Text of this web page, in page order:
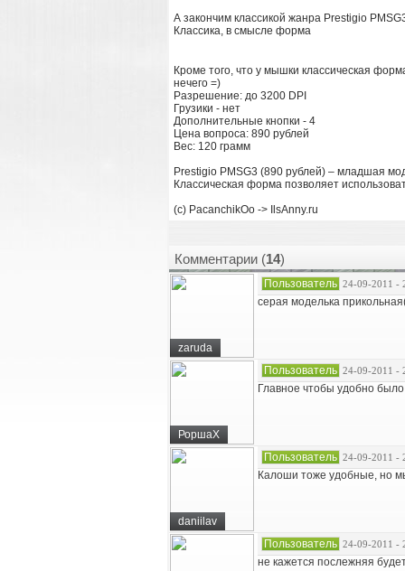
А закончим классикой жанра Prestigio
Классика, в смысле форма
Кроме того, что у мышки классическая
нечего =)
Разрешение: до 3200 DPI
Грузики - нет
Дополнительные кнопки - 4
Цена вопроса: 890 рублей
Вес: 120 грамм
Prestigio PMSG3 (890 рублей) – младшая
Классическая форма позволяет
(c) PacanchikOo -> IlsAnny.ru
Комментарии (14)
zaruda
Пользователь 24-09-2011 -
серая моделька
РоршаХ
Пользователь 24-09-2011 -
Главное чтобы удобно
daniilav
Пользователь 24-09-2011 -
Калоши тоже удобные, но
Пользователь 24-09-2011 -
не кажется послежняя